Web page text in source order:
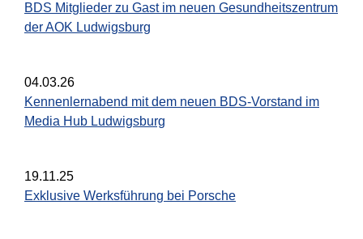
BDS Mitglieder zu Gast im neuen Gesundheitszentrum
der AOK Ludwigsburg
04.03.26
Kennenlernabend mit dem neuen BDS-Vorstand im
Media Hub Ludwigsburg
19.11.25
Exklusive Werksführung bei Porsche